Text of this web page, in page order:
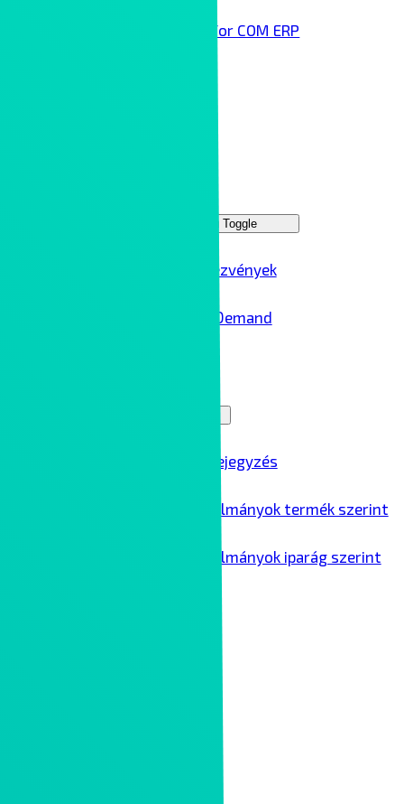
Infor COM ERP
Menu Toggle
Ipar 4.0 rendezvények
Ipar 4.0 – On Demand
Összes blogbejegyzés
Ipari esettanulmányok termék szerint
Ipari esettanulmányok iparág szerint